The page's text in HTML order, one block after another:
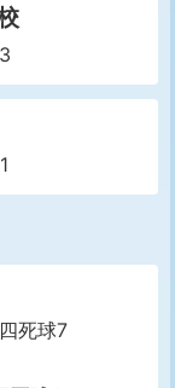
四死球7